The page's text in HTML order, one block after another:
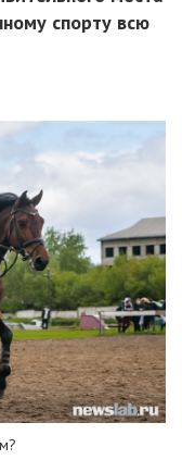
спорту всю